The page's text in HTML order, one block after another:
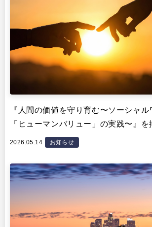
『人間の価値を守り育む〜ソーシャ
「ヒューマンバリュー」の実践〜』を
2026.05.14 お知らせ